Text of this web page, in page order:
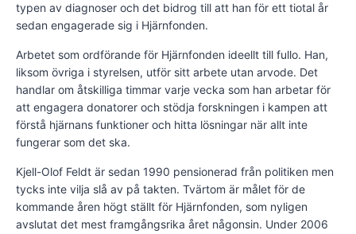
typen av diagnoser och det bidrog till att han för ett tiotal år
sedan engagerade sig i Hjärnfonden.
Arbetet som ordförande för Hjärnfonden ideellt till fullo. Han,
liksom övriga i styrelsen, utför sitt arbete utan arvode. Det
handlar om åtskilliga timmar varje vecka som han arbetar för
att engagera donatorer och stödja forskningen i kampen att
förstå hjärnans funktioner och hitta lösningar när allt inte
fungerar som det ska.
Kjell-Olof Feldt är sedan 1990 pensionerad från politiken men
tycks inte vilja slå av på takten. Tvärtom är målet för de
kommande åren högt ställt för Hjärnfonden, som nyligen
avslutat det mest framgångsrika året någonsin. Under 2006